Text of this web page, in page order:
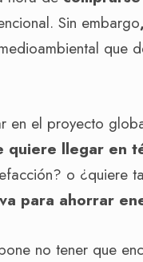
Sin embargo
que
en el proyecto
llegar en
o ¿quiere
para ahorrar
no tener que